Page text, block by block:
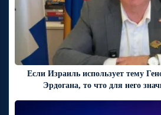
Если Израиль использует тему
Эрдогана, то что для него